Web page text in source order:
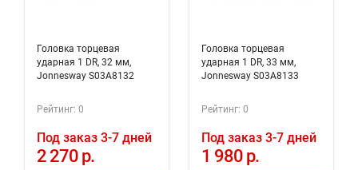
Головка торцевая
ударная 1 DR, 32 мм,
Jonnesway S03A8132
Рейтинг: 0
Под заказ 3-7 дней
2 270 р.
Головка торцевая
ударная 1 DR, 33 мм,
Jonnesway S03A8133
Рейтинг: 0
Под заказ 3-7 дней
1 980 р.